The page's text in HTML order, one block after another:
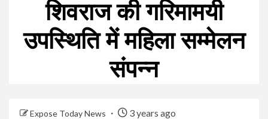
शिवराज की गरिमामयी
उपस्थिति में महिला सम्मेलन
संपन्न
Expose Today News 3 years ago